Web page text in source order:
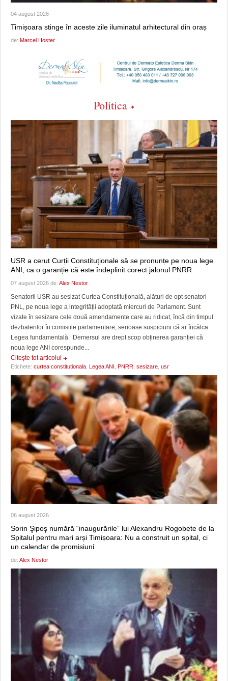
04 august 2026
Timișoara stinge în aceste zile iluminatul arhitectural din oraș
de: Marcel Hoster
Politica
USR a cerut Curții Constituționale să se pronunțe pe noua lege
ANI, ca o garanție că este îndeplinit corect jalonul PNRR
07 august 2026 de: Alex Nestor
Senatorii USR au sesizat Curtea Constituțională, alături de opt senatori
PNL, pe noua lege a integrității adoptată miercuri de Parlament. Sunt
vizate în sesizare cele două amendamente care au ridicat, încă din timpul
dezbaterilor în comisiile parlamentare, serioase suspiciuni că ar încălca
Legea fundamentală. Demersul are drept scop obținerea garanției că
noua lege ANI corespunde...
Citeşte tot articolul
Etichete: curtea constitutionala Legea ANI PNRR sesizare usr
06 august 2026
Sorin Şipoş numără “inaugurările” lui Alexandru Rogobete de la
Spitalul pentru mari arși Timișoara: Nu a construit un spital, ci
un calendar de promisiuni
de: Alex Nestor